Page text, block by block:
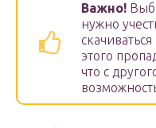
Важно!
нужно
этого
что с